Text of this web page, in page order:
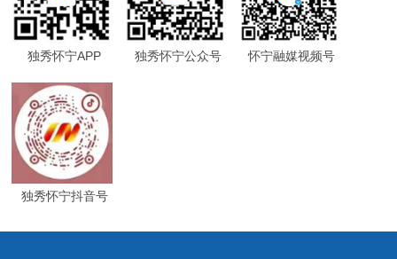
独秀怀宁APP 独秀怀宁公众号 怀宁融媒视频号
独秀怀宁抖音号